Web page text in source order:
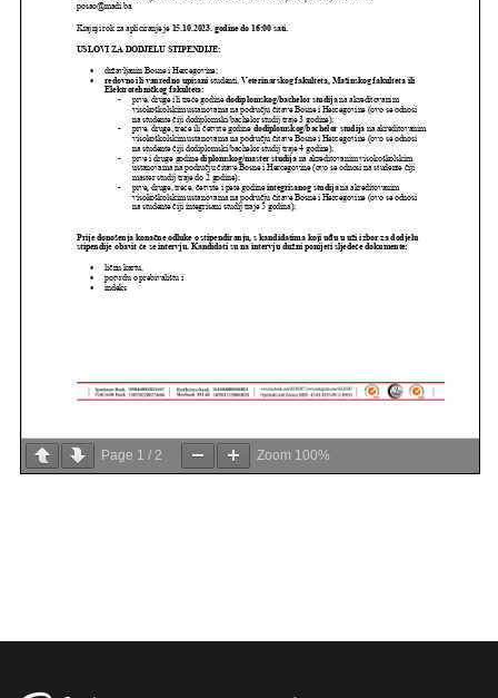
Page 1 / 2 Zoom 100%